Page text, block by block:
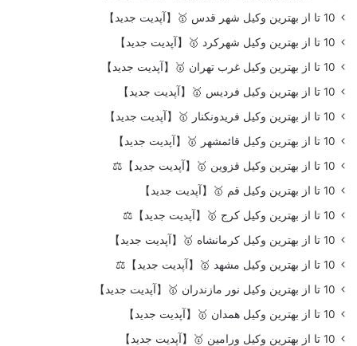
10 تا از بهترین وکیل شهر قدس 🥇【آپدیت جدید】
10 تا از بهترین وکیل شهرکرد 🥇【آپدیت جدید】
10 تا از بهترین وکیل غرب تهران 🥇【آپدیت جدید】
10 تا از بهترین وکیل فردیس 🥇【آپدیت جدید】
10 تا از بهترین وکیل فریدونکنار 🥇【آپدیت جدید】
10 تا از بهترین وکیل قائمشهر 🥇【آپدیت جدید】
10 تا از بهترین وکیل قزوین 🥇【آپدیت جدید】⚖️
10 تا از بهترین وکیل قم 🥇【آپدیت جدید】
10 تا از بهترین وکیل کرج 🥇【آپدیت جدید】⚖️
10 تا از بهترین وکیل کرمانشاه 🥇【آپدیت جدید】
10 تا از بهترین وکیل مشهد 🥇【آپدیت جدید】⚖️
10 تا از بهترین وکیل نور مازندران 🥇【آپدیت جدید】
10 تا از بهترین وکیل همدان 🥇【آپدیت جدید】
10 تا از بهترین وکیل ورامین 🥇【آپدیت جدید】